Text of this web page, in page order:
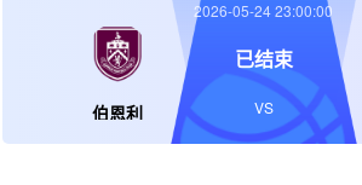
伯恩利
2026-05-24 23:00:00
已结束
VS